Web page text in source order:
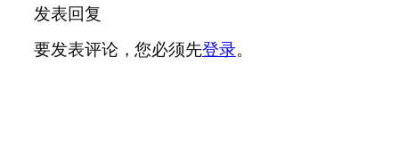
发表回复
要发表评论，您必须先登录。